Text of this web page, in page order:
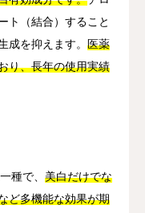
ト（結合）すること
成を抑えます。 医薬
り、長年の使用実績
種で、 美白だけでな
ど多機能な効果が期